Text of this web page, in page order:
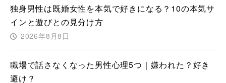
独身男性は既婚女性を本気で好きになる？10の本気サ
インと遊びとの見分け方
2026年8月8日
職場で話さなくなった男性心理5つ｜嫌われた？好き
避け？